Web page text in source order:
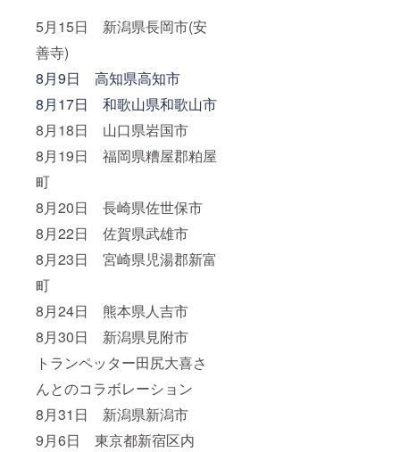
5月15日 新潟県長岡市(安
善寺)
8月9日 高知県高知市
8月17日 和歌山県和歌山市
8月18日 山口県岩国市
8月19日 福岡県糟屋郡粕屋
町
8月20日 長崎県佐世保市
8月22日 佐賀県武雄市
8月23日 宮崎県児湯郡新富
町
8月24日 熊本県人吉市
8月30日 新潟県見附市
トランペッター田尻大喜さ
んとのコラボレーション
8月31日 新潟県新潟市
9月6日 東京都新宿区内